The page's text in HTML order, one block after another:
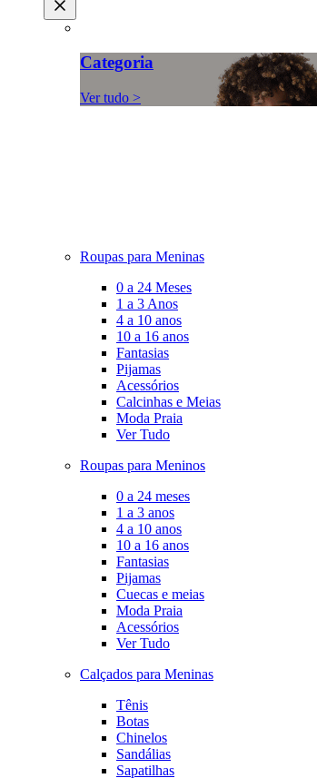
Categoria
Ver tudo >
Roupas para Meninas
0 a 24 Meses
1 a 3 Anos
4 a 10 anos
10 a 16 anos
Fantasias
Pijamas
Acessórios
Calcinhas e Meias
Moda Praia
Ver Tudo
Roupas para Meninos
0 a 24 meses
1 a 3 anos
4 a 10 anos
10 a 16 anos
Fantasias
Pijamas
Cuecas e meias
Moda Praia
Acessórios
Ver Tudo
Calçados para Meninas
Tênis
Botas
Chinelos
Sandálias
Sapatilhas